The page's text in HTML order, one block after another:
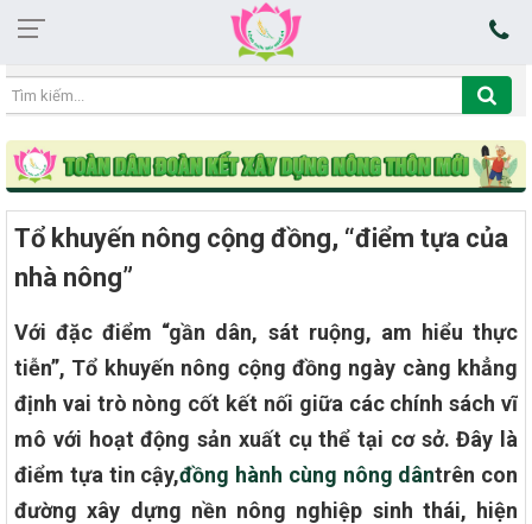
17:03:14 08/08/2026
Tổ khuyến nông cộng đồng, “điểm tựa của
nhà nông”
Với đặc điểm “gần dân, sát ruộng, am hiểu thực
tiễn”, Tổ khuyến nông cộng đồng ngày càng khẳng
định vai trò nòng cốt kết nối giữa các chính sách vĩ
mô với hoạt động sản xuất cụ thể tại cơ sở. Đây là
điểm tựa tin cậy,đồng hành cùng nông dântrên con
đường xây dựng nền nông nghiệp sinh thái, hiện